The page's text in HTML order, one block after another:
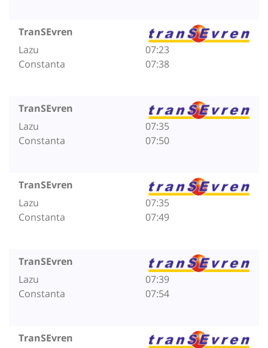
TranSEvren
Lazu
Constanta
07:23
07:38
TranSEvren
Lazu
Constanta
07:35
07:50
TranSEvren
Lazu
Constanta
07:35
07:49
TranSEvren
Lazu
Constanta
07:39
07:54
TranSEvren